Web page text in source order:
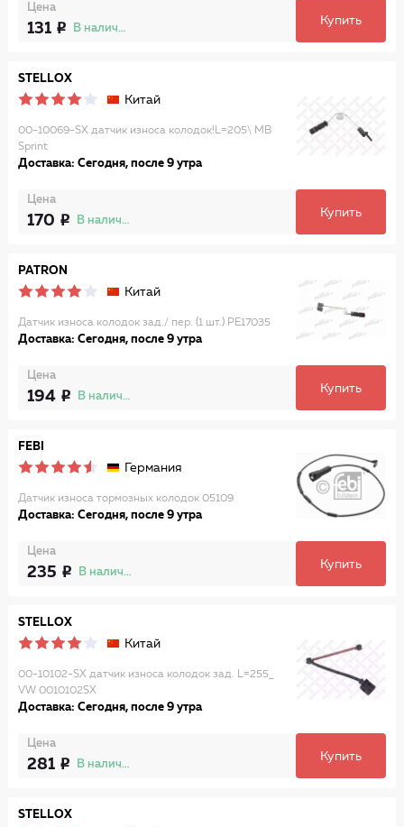
Цена
131 В наличии
Купить
STELLOX
Китай
00-10069-SX датчик износа колодок!L=205\ MB
Sprint
Доставка: Сегодня, после 9 утра
Цена
170 В наличии
Купить
PATRON
Китай
Датчик износа колодок зад./ пер. (1 шт.) PE17035
Доставка: Сегодня, после 9 утра
Цена
194 В наличии
Купить
FEBI
Германия
Датчик износа тормозных колодок 05109
Доставка: Сегодня, после 9 утра
Цена
235 В наличии
Купить
STELLOX
Китай
00-10102-SX датчик износа колодок зад. L=255_
VW 0010102SX
Доставка: Сегодня, после 9 утра
Цена
281 В наличии
Купить
STELLOX